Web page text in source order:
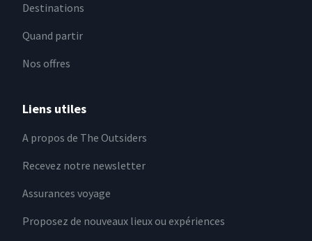
Destinations
Quand partir
Nos offres
Liens utiles
A propos de The Outsiders
Recevez notre newsletter
Assurances voyage
Proposez de nouveaux lieux ou expériences